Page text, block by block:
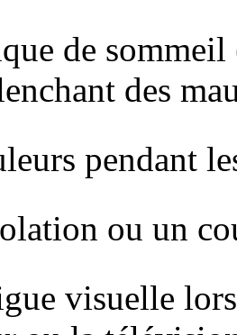
de
des
pendant
ou un
visuelle